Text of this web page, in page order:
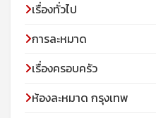
เรื่องทั่วไป
การละหมาด
เรื่องครอบครัว
ห้องละหมาด กรุงเทพ